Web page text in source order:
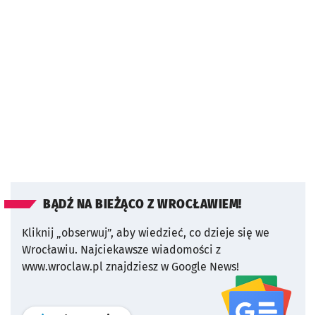
BĄDŹ NA BIEŻĄCO Z WROCŁAWIEM!
Kliknij „obserwuj”, aby wiedzieć, co dzieje się we
Wrocławiu. Najciekawsze wiadomości z
www.wroclaw.pl znajdziesz w Google News!